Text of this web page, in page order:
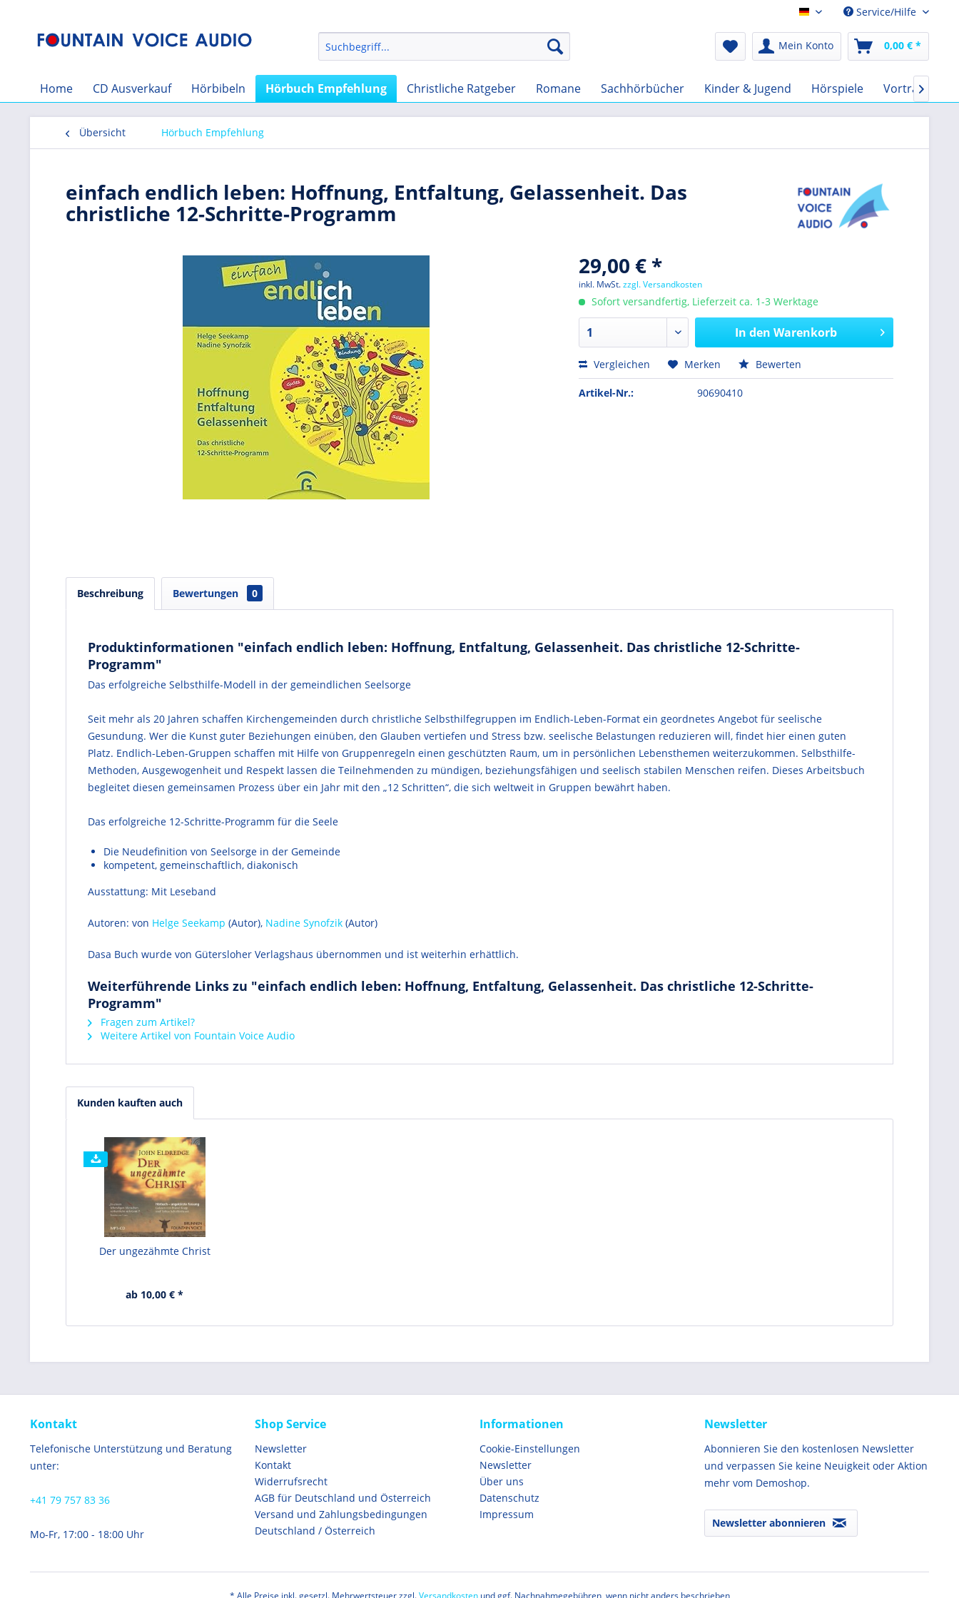
Audio-Book EURService/Hilfe
Mein Konto 0,00 € *
Home CD Ausverkauf Hörbibeln Hörbuch Empfehlung Christliche Ratgeber Romane Sachhörbücher Kinder & Jugend Hörspiele Vorträge

Übersicht Hörbuch Empfehlung
einfach endlich leben: Hoffnung, Entfaltung, Gelassenheit. Das
christliche 12-Schritte-Programm
29,00 € *
inkl. MwSt.zzgl. Versandkosten
Sofort versandfertig, Lieferzeit ca. 1-3 Werktage
In den Warenkorb
Vergleichen Merken Bewerten
Artikel-Nr.: 90690410
Beschreibung Bewertungen 0
Produktinformationen "einfach endlich leben: Hoffnung, Entfaltung, Gelassenheit. Das christliche 12-Schritte-
Programm"
Das erfolgreiche Selbsthilfe-Modell in der gemeindlichen Seelsorge
Seit mehr als 20 Jahren schaffen Kirchengemeinden durch christliche Selbsthilfegruppen im Endlich-Leben-Format ein geordnetes Angebot für seelische
Gesundung. Wer die Kunst guter Beziehungen einüben, den Glauben vertiefen und Stress bzw. seelische Belastungen reduzieren will, findet hier einen guten
Platz. Endlich-Leben-Gruppen schaffen mit Hilfe von Gruppenregeln einen geschützten Raum, um in persönlichen Lebensthemen weiterzukommen. Selbsthilfe-
Methoden, Ausgewogenheit und Respekt lassen die Teilnehmenden zu mündigen, beziehungsfähigen und seelisch stabilen Menschen reifen. Dieses Arbeitsbuch
begleitet diesen gemeinsamen Prozess über ein Jahr mit den „12 Schritten“, die sich weltweit in Gruppen bewährt haben.
Das erfolgreiche 12-Schritte-Programm für die Seele
Die Neudefinition von Seelsorge in der Gemeinde
kompetent, gemeinschaftlich, diakonisch
Ausstattung: Mit Leseband
Autoren: von Helge Seekamp (Autor), Nadine Synofzik (Autor)
Dasa Buch wurde von Gütersloher Verlagshaus übernommen und ist weiterhin erhättlich.
Weiterführende Links zu "einfach endlich leben: Hoffnung, Entfaltung, Gelassenheit. Das christliche 12-Schritte-
Programm"
Fragen zum Artikel?
Weitere Artikel von Fountain Voice Audio
Kunden kauften auch
Der ungezähmte Christ
ab 10,00 € *
Kontakt
Telefonische Unterstützung und Beratung
unter:
+41 79 757 83 36
Mo-Fr, 17:00 - 18:00 Uhr
Shop Service
Newsletter
Kontakt
Widerrufsrecht
AGB für Deutschland und Österreich
Versand und Zahlungsbedingungen
Deutschland / Österreich
Informationen
Cookie-Einstellungen
Newsletter
Über uns
Datenschutz
Impressum
Newsletter
Abonnieren Sie den kostenlosen Newsletter
und verpassen Sie keine Neuigkeit oder Aktion
mehr vom Demoshop.
Newsletter abonnieren